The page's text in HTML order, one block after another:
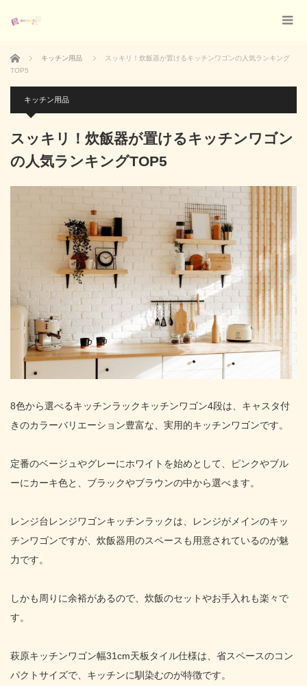
ホーム キッチン用品
スッキリ！炊飯器が置けるキッチンワゴンの人気ランキング
TOP5
キッチン用品
スッキリ！炊飯器が置けるキッチンワゴン
の人気ランキングTOP5
8色から選べるキッチンラックキッチンワゴン4段は、キャスタ付
きのカラーバリエーション豊富な、実用的キッチンワゴンです。
定番のベージュやグレーにホワイトを始めとして、ピンクやブル
ーにカーキ色と、ブラックやブラウンの中から選べます。
レンジ台レンジワゴンキッチンラックは、レンジがメインのキッ
チンワゴンですが、炊飯器用のスペースも用意されているのが魅
力です。
しかも周りに余裕があるので、炊飯のセットやお手入れも楽々で
す。
萩原キッチンワゴン幅31cm天板タイル仕様は、省スペースのコン
パクトサイズで、キッチンに馴染むのが特徴です。